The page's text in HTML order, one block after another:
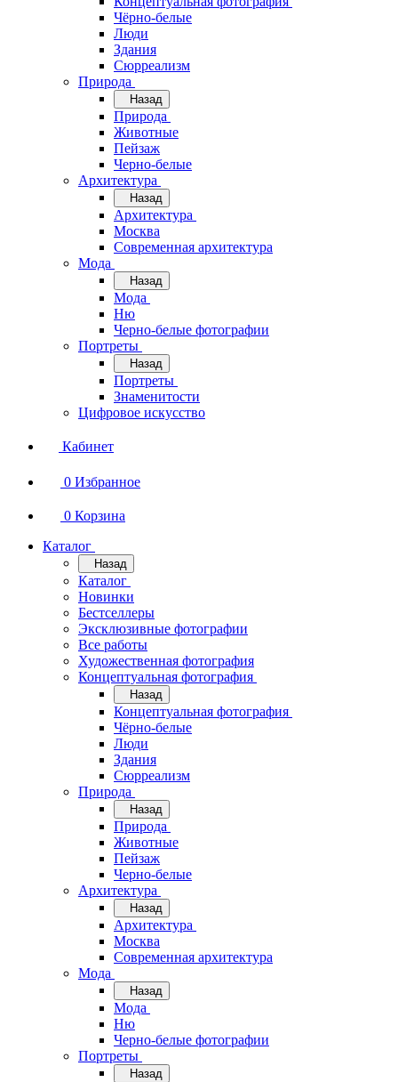
Чёрно-белые
Люди
Здания
Сюрреализм
Природа
Назад
Природа
Животные
Пейзаж
Черно-белые
Архитектура
Назад
Архитектура
Москва
Современная архитектура
Мода
Назад
Мода
Ню
Черно-белые фотографии
Портреты
Назад
Портреты
Знаменитости
Цифровое искусство
Кабинет
0 Избранное
0 Корзина
Каталог
Назад
Каталог
Новинки
Бестселлеры
Эксклюзивные фотографии
Все работы
Художественная фотография
Концептуальная фотография
Назад
Концептуальная фотография
Чёрно-белые
Люди
Здания
Сюрреализм
Природа
Назад
Природа
Животные
Пейзаж
Черно-белые
Архитектура
Назад
Архитектура
Москва
Современная архитектура
Мода
Назад
Мода
Ню
Черно-белые фотографии
Портреты
Назад